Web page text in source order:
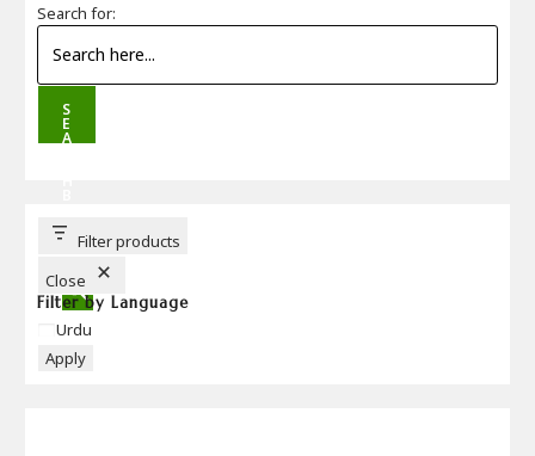
Search for:
S
E
A
T
T
Filter products
Close
Filter by Language
Language
Urdu
Apply